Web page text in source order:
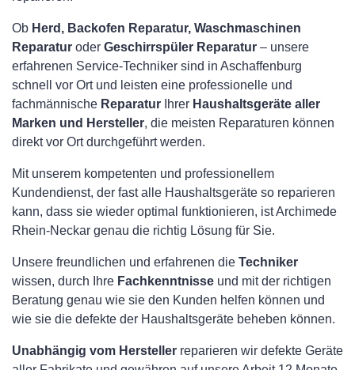
Ob Herd, Backofen Reparatur, Waschmaschinen
Reparatur oder Geschirrspüler Reparatur – unsere
erfahrenen Service-Techniker sind in Aschaffenburg
schnell vor Ort und leisten eine professionelle und
fachmännische Reparatur Ihrer Haushaltsgeräte aller
Marken und Hersteller, die meisten Reparaturen können
direkt vor Ort durchgeführt werden.
Mit unserem kompetenten und professionellem
Kundendienst, der fast alle Haushaltsgeräte so reparieren
kann, dass sie wieder optimal funktionieren, ist Archimede
Rhein-Neckar genau die richtig Lösung für Sie.
Unsere freundlichen und erfahrenen die Techniker
wissen, durch Ihre Fachkenntnisse und mit der richtigen
Beratung genau wie sie den Kunden helfen können und
wie sie die defekte der Haushaltsgeräte beheben können.
Unabhängig vom Hersteller reparieren wir defekte Geräte